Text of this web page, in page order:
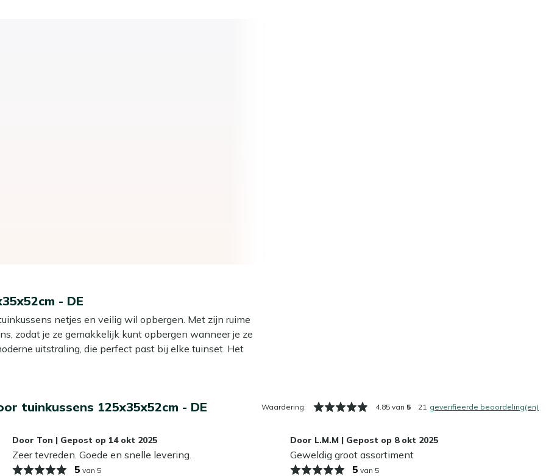
- DE
netjes en veilig wil opbergen. Met zijn ruime
zodat je ze gemakkelijk kunt opbergen wanneer je ze
uitstraling, die perfect past bij elke tuinset. Het
en duurzaam, waardoor je kussens goed beschermd
tuinkussens 125x35x52cm - DE Waardering: 4.85 van 5 21 geverifieerde beoordeling(en)
Door Ton | Gepost op 14 okt 2025
Zeer tevreden. Goede en snelle levering.
5 van 5
Door L.M.M | Gepost op 8 okt 2025
Geweldig groot assortiment
5 van 5